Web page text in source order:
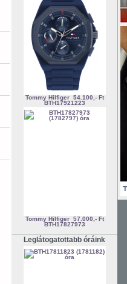
Tommy Hilfiger 54.100,- Ft
BTH17921223
Tommy Hilfiger 57.000,- Ft
BTH17827973
Leglátogatottabb óráink